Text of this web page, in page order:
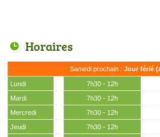
Horaires
Samedi prochain : Jour férié
Lundi 7h30 - 12h
Mardi
7h30 - 12h
Mercredi
7h30 - 12h
Jeudi
7h30 - 12h